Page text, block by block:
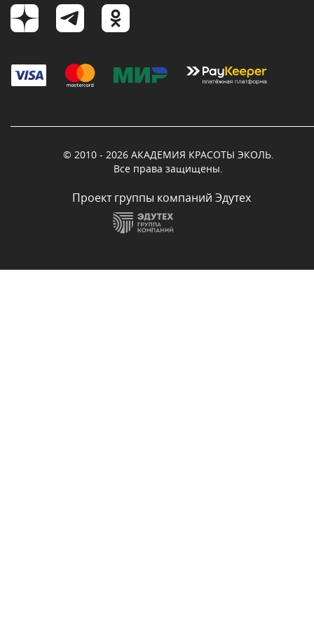
© 2010 - 2026 АКАДЕМИЯ КРАСОТЫ ЭКОЛЬ.
Все права защищены.
Проект группы компаний Эдутех